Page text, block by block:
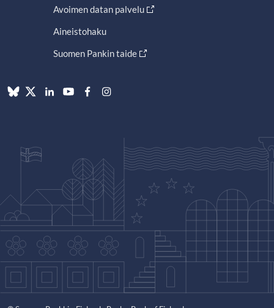
Avoimen datan palvelu
Aineistohaku
Suomen Pankin taide